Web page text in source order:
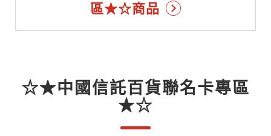
區★☆商品
☆★中國信託百貨聯名卡專區
★☆